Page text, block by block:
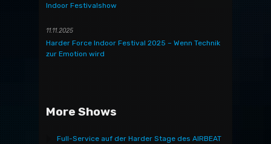
Indoor Festivalshow
11.11.2025
Harder Force Indoor Festival 2025 – Wenn Technik
zur Emotion wird
More Shows
Full-Service auf der Harder Stage des AIRBEAT